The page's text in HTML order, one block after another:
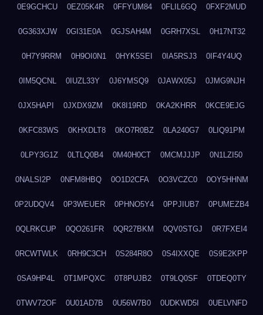
0E9GCHCU 0EZ05K4R 0FFYUM84 0FLIL6GQ 0FXF2MUD
0G363XJW 0GI31E0A 0GJSAH4M 0GRH7XSL 0H17NT32
0H7Y9RRM 0H9OI0N1 0HYK5SEI 0IA5RSJ3 0IF4Y4UQ
0IM5QCNL 0IUZL33Y 0J6YMSQ9 0JAWX05J 0JMG9NJH
0JX5HAPI 0JXDX9ZM 0K8I19RD 0KA2KHRR 0KCE9EJG
0KFC83WS 0KHXDLT8 0KO7R0BZ 0LA240G7 0LIQ91PM
0LPY3G1Z 0LTLQ0B4 0M40H0CT 0MCMJJJP 0N1LZI50
0NALSI2P 0NFM8HBQ 0O1D2CFA 0O3VCZC0 0OY5HHNM
0P2UDQV4 0P3WEUER 0PHNO5Y4 0PPJIUB7 0PUMEZB4
0QLRKCUP 0QO261FR 0QR27BKM 0QV0STGJ 0R7FXEI4
0RCWTWLK 0RH9C3CH 0S284R8O 0S4IXXQE 0S9E2KPP
0SA9HP4L 0T1MPQXC 0T8PUJB2 0T9LQ0SF 0TDEQ0TY
0TWV72OF 0U01AD7B 0U56W7B0 0UDKWD5I 0UELVNFD